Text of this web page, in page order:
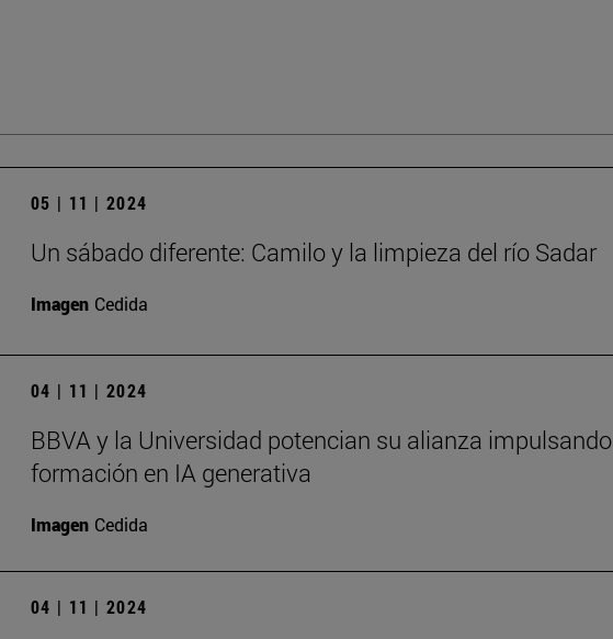
05 | 11 | 2024
Un sábado diferente: Camilo y la limpieza del río Sadar
Imagen Cedida
04 | 11 | 2024
BBVA y la Universidad potencian su alianza
formación en IA generativa
Imagen Cedida
04 | 11 | 2024